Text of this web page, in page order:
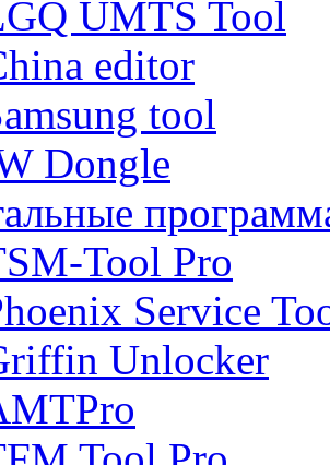
UMTS Tool
editor
tool
Dongle
Tool Pro
Service
Unlocker